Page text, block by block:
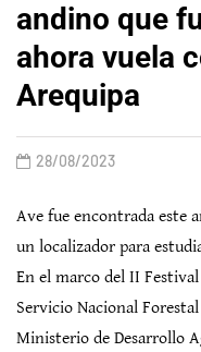
andino que
ahora vuela
Arequipa
28/08/2023
Ave fue encontrada este
un localizador para
En el marco del II
Servicio Nacional
Ministerio de Desarrollo